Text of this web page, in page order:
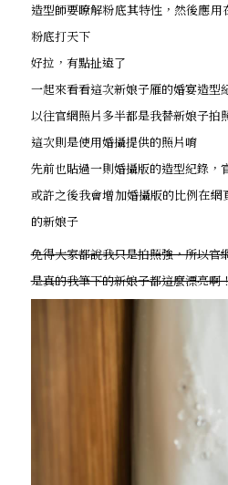
造型師要瞭解粉底其特性，然後應
粉底打天下
好拉，有點扯遠了
一起來看看這次新娘子雁的婚宴造型
以往官網照片多半都是我替新娘子拍
這次則是使用婚攝提供的照片唷
先前也貼過一則婚攝版的造型紀錄，
或許之後我會增加婚攝版的比例在
的新娘子
免得大家都說我只是拍照強，所以官
是真的我筆下的新娘子都這麼漂亮啊